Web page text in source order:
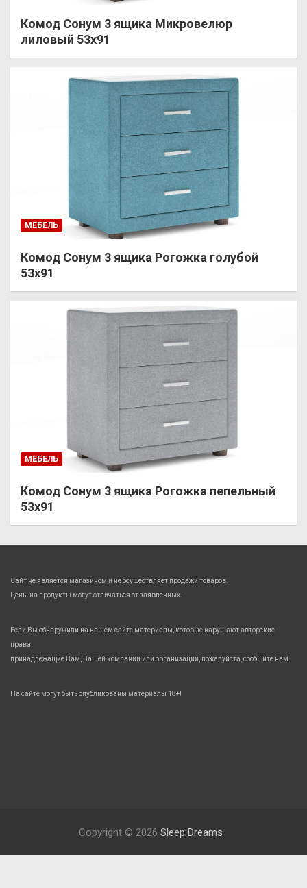
Комод Сонум 3 ящика Микровелюр
лиловый 53х91
МЕБЕЛЬ
Комод Сонум 3 ящика Рогожка голубой
53х91
МЕБЕЛЬ
Комод Сонум 3 ящика Рогожка пепельный
53х91
Сайт не является магазином и не осуществляет продажи товаров.
Цены на продукты могут отличаться от заявленных.
Если Вы обнаружили на нашем сайте материалы, которые нарушают авторские
права,
принадлежащие Вам, Вашей компании или организации, пожалуйста, сообщите нам.
На сайте могут быть опубликованы материалы 18+!
Copyright © 2026 Sleep Dreams